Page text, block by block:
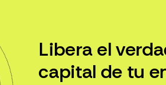
Libera el
capital de tu